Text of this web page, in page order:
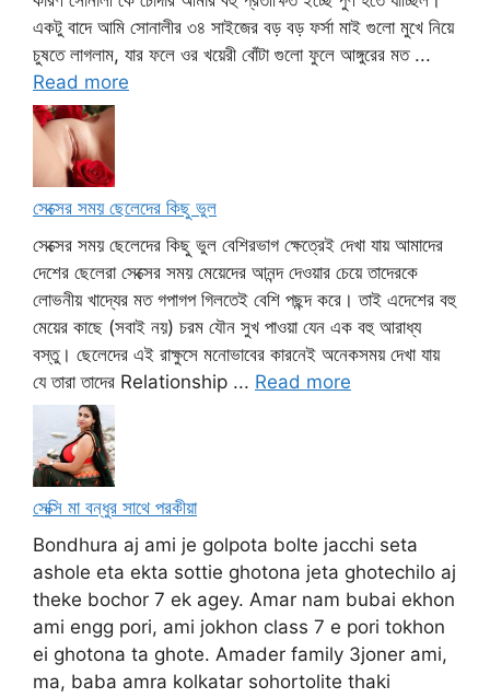
একটু বাদে আমি সোনালীর ৩৪ সাইজের বড় বড় ফর্সা মাই গুলো মুখে নিয়ে
চুষতে লাগলাম, যার ফলে ওর খয়েরী বোঁটা গুলো ফুলে আঙ্গুরের মত ...
Read more
সেক্সের সময় ছেলেদের কিছু ভুল
সেক্সের সময় ছেলেদের কিছু ভুল বেশিরভাগ ক্ষেত্রেই দেখা যায় আমাদের
দেশের ছেলেরা সেক্সের সময় মেয়েদের আনন্দ দেওয়ার চেয়ে তাদেরকে
লোভনীয় খাদ্যের মত গপাগপ গিলতেই বেশি পছন্দ করে। তাই এদেশের বহু
মেয়ের কাছে (সবাই নয়) চরম যৌন সুখ পাওয়া যেন এক বহু আরাধ্য
বস্তু। ছেলেদের এই রাক্ষুসে মনোভাবের কারনেই অনেকসময় দেখা যায়
যে তারা তাদের Relationship ... Read more
সেক্সি মা বন্ধুর সাথে পরকীয়া
Bondhura aj ami je golpota bolte jacchi seta
ashole eta ekta sottie ghotona jeta ghotechilo aj
theke bochor 7 ek agey. Amar nam bubai ekhon
ami engg pori, ami jokhon class 7 e pori tokhon
ei ghotona ta ghote. Amader family 3joner ami,
ma, baba amra kolkatar sohortolite thaki